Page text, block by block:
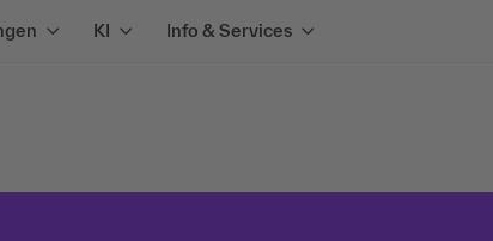
KI Info & Services